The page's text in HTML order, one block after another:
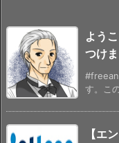
よう
つけ
す。こ
【エ